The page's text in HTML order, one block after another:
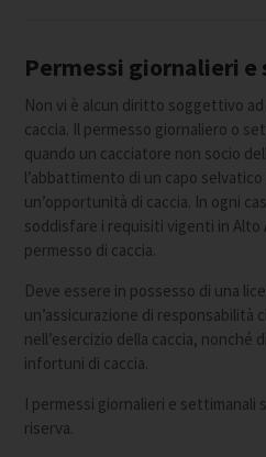
Permessi giornalieri
Non vi è alcun diritto soggettivo
caccia. Il permesso giornaliero o
quando un cacciatore non socio
l’abbattimento di un capo
un’opportunità di caccia. In ogni
soddisfare i requisiti vigenti in
permesso di caccia.
Deve essere in possesso di una
un’assicurazione di responsabilità
nell’esercizio della caccia, nonché
infortuni di caccia.
I permessi giornalieri e settimanali
riserva.